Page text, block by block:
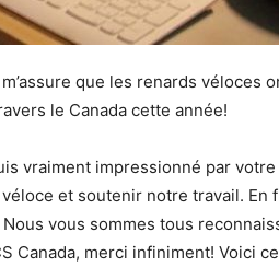
que les renards véloces
le Canada cette année!
vraiment impressionné par
et soutenir notre travail. En
vous sommes tous
Canada, merci infiniment! Voici